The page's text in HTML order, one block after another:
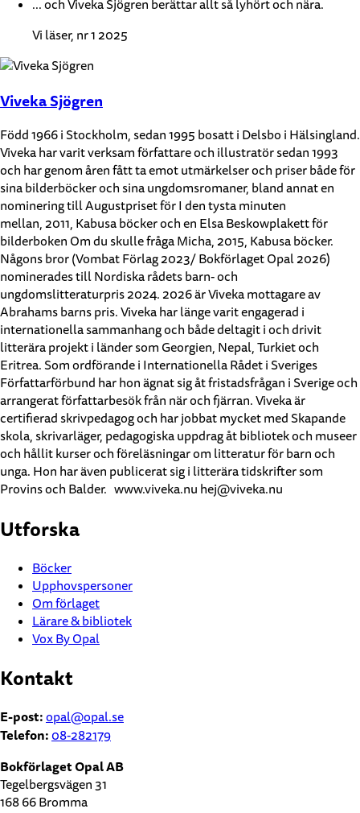
... och Viveka Sjögren berättar allt så lyhört och nära.
Vi läser, nr 1 2025
Viveka Sjögren
Född 1966 i Stockholm, sedan 1995 bosatt i Delsbo i Hälsingland.
Viveka har varit verksam författare och illustratör sedan 1993
och har genom åren fått ta emot utmärkelser och priser både för
sina bilderböcker och sina ungdomsromaner, bland annat en
nominering till Augustpriset för I den tysta minuten
mellan, 2011, Kabusa böcker och en Elsa Beskowplakett för
bilderboken Om du skulle fråga Micha, 2015, Kabusa böcker.
Någons bror (Vombat Förlag 2023/ Bokförlaget Opal 2026)
nominerades till Nordiska rådets barn- och
ungdomslitteraturpris 2024. 2026 är Viveka mottagare av
Abrahams barns pris. Viveka har länge varit engagerad i
internationella sammanhang och både deltagit i och drivit
litterära projekt i länder som Georgien, Nepal, Turkiet och
Eritrea. Som ordförande i Internationella Rådet i Sveriges
Författarförbund har hon ägnat sig åt fristadsfrågan i Sverige och
arrangerat författarbesök från när och fjärran. Viveka är
certifierad skrivpedagog och har jobbat mycket med Skapande
skola, skrivarläger, pedagogiska uppdrag åt bibliotek och museer
och hållit kurser och föreläsningar om litteratur för barn och
unga. Hon har även publicerat sig i litterära tidskrifter som
Provins och Balder. www.viveka.nu hej@viveka.nu
Utforska
Böcker
Upphovspersoner
Om förlaget
Lärare & bibliotek
Vox By Opal
Kontakt
E-post:opal@opal.se
Telefon:08-282179
Bokförlaget Opal AB
Tegelbergsvägen 31
168 66 Bromma